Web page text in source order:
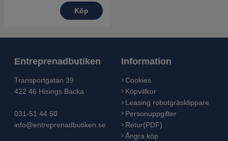
Köp
Entreprenadbutiken
Transportgatan 39
422 46 Hisings Backa
031-51 44 50
info@entreprenadbutiken.se
Information
Cookies
Köpvillkor
Leasing robotgräsklippare
Personuppgifter
Retur(PDF)
Ångra köp